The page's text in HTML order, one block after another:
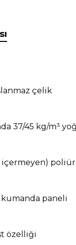
çelik
37/45 kg/m³
içermeyen)
paneli
özelliği